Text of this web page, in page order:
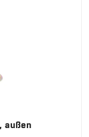
außen